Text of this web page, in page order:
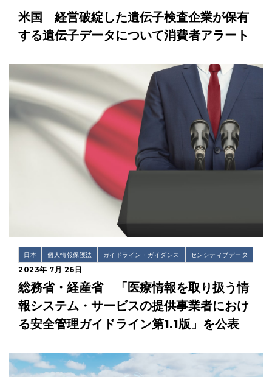
米国 経営破綻した遺伝子検査企業が保有
する遺伝子データについて消費者アラート
日本 個人情報保護法 ガイドライン・ガイダンス センシティブデータ
2023年 7月 26日
総務省・経産省 「医療情報を取り扱う情
報システム・サービスの提供事業者におけ
る安全管理ガイドライン第1.1版」を公表